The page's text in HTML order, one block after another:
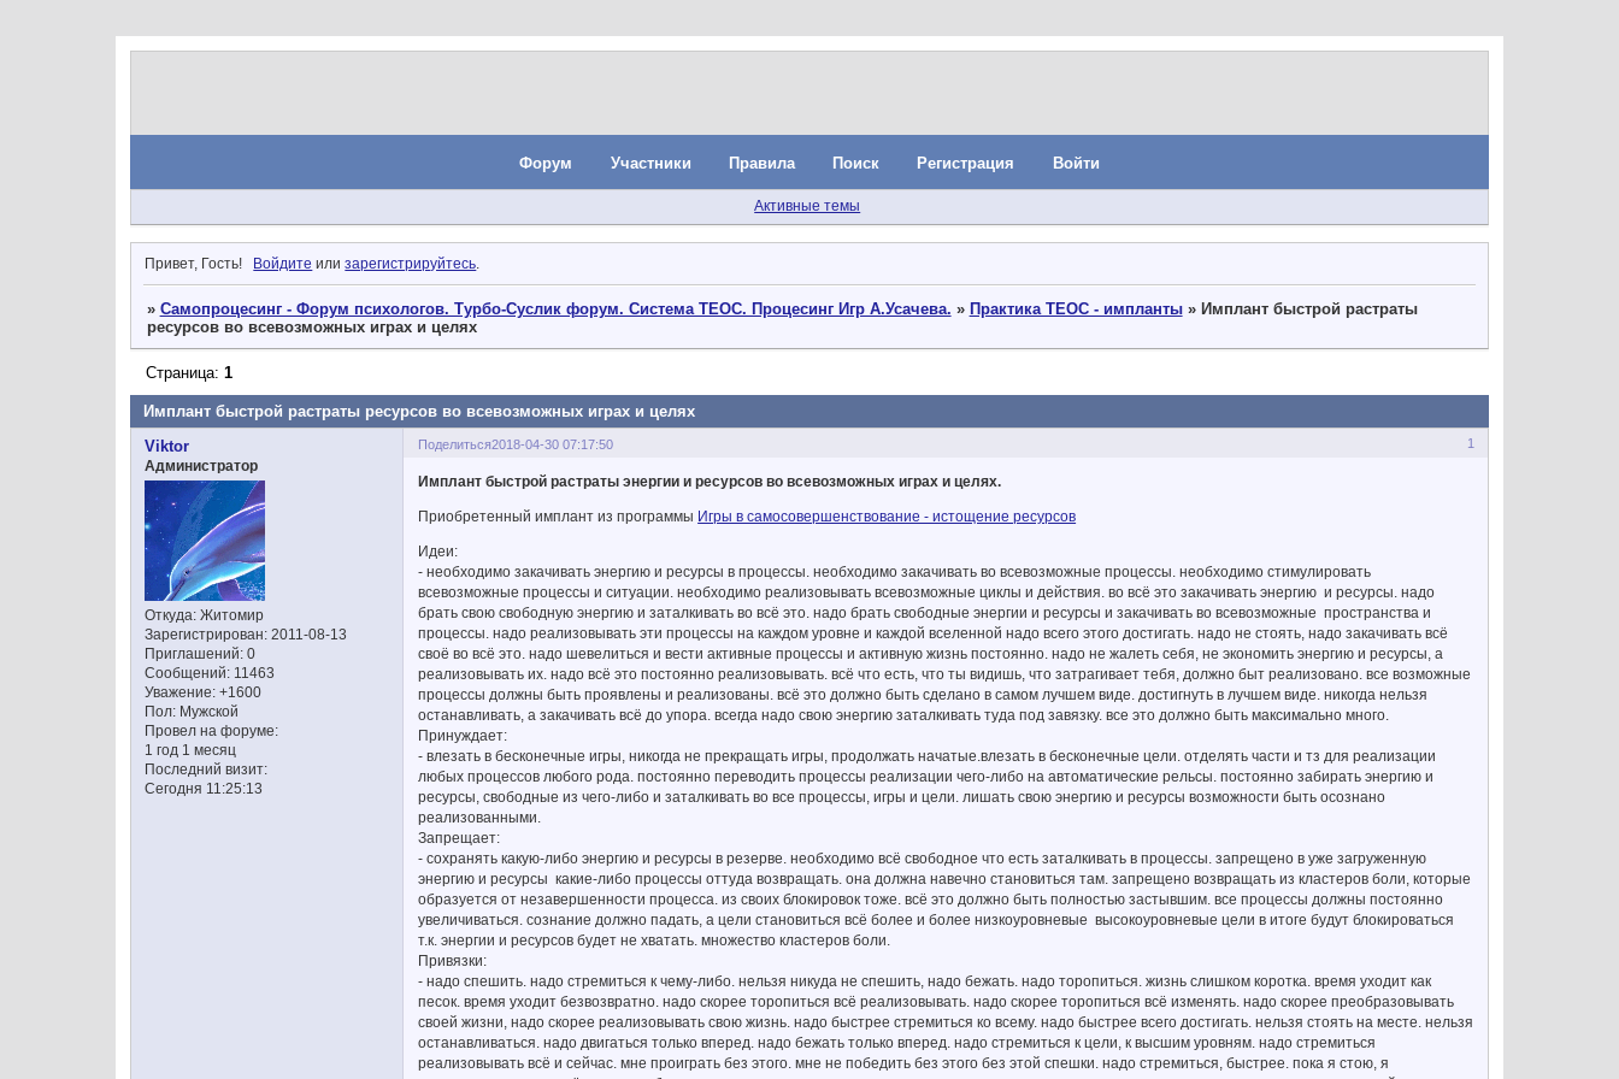
Форум Участники Правила Поиск Регистрация Войти
Активные темы
Привет, Гость! Войдите илизарегистрируйтесь
» Самопроцесинг - Форум психологов. Турбо-Суслик форум. Система ТЕОС. Процесинг Игр А.Усачева. » Практика ТЕОС - импланты » Имплант быстрой растраты
ресурсов во всевозможных играх и целях
Имплант быстрой растраты ресурсов во всевозможных играх и целях
Страница: 1
Поделиться 1
2018-04-30 07:17:50
Viktor
Администратор
Откуда: Житомир
Зарегистрирован: 2011-08-13
Приглашений: 0
Сообщений: 11463
Уважение: +1600
Пол: Мужской
Провел на форуме:
1 год 1 месяц
Последний визит:
Сегодня 11:25:13
Имплант быстрой растраты энергии и ресурсов во всевозможных играх и целях.
Приобретенный имплант из программы Игры в самосовершенствование - истощение ресурсов
Идеи:
- необходимо закачивать энергию и ресурсы в процессы. необходимо закачивать во всевозможные процессы. необходимо стимулировать
всевозможные процессы и ситуации. необходимо реализовывать всевозможные циклы и действия. во всё это закачивать энергию и ресурсы. надо
брать свою свободную энергию и заталкивать во всё это. надо брать свободные энергии и ресурсы и закачивать во всевозможные пространства и
процессы. надо реализовывать эти процессы на каждом уровне и каждой вселенной надо всего этого достигать. надо не стоять, надо закачивать всё
своё во всё это. надо шевелиться и вести активные процессы и активную жизнь постоянно. надо не жалеть себя, не экономить энергию и ресурсы, а
реализовывать их. надо всё это постоянно реализовывать. всё что есть, что ты видишь, что затрагивает тебя, должно быт реализовано. все возможные
процессы должны быть проявлены и реализованы. всё это должно быть сделано в самом лучшем виде. достигнуть в лучшем виде. никогда нельзя
останавливать, а закачивать всё до упора. всегда надо свою энергию заталкивать туда под завязку. все это должно быть максимально много.
Принуждает:
- влезать в бесконечные игры, никогда не прекращать игры, продолжать начатые.влезать в бесконечные цели. отделять части и тз для реализации
любых процессов любого рода. постоянно переводить процессы реализации чего-либо на автоматические рельсы. постоянно забирать энергию и
ресурсы, свободные из чего-либо и заталкивать во все процессы, игры и цели. лишать свою энергию и ресурсы возможности быть осознано
реализованными.
Запрещает:
- сохранять какую-либо энергию и ресурсы в резерве. необходимо всё свободное что есть заталкивать в процессы. запрещено в уже загруженную
энергию и ресурсы какие-либо процессы оттуда возвращать. она должна навечно становиться там. запрещено возвращать из кластеров боли, которые
образуется от незавершенности процесса. из своих блокировок тоже. всё это должно быть полностью застывшим. все процессы должны постоянно
увеличиваться. сознание должно падать, а цели становиться всё более и более низкоуровневые высокоуровневые цели в итоге будут блокироваться
т.к. энергии и ресурсов будет не хватать. множество кластеров боли.
Привязки:
- надо спешить. надо стремиться к чему-либо. нельзя никуда не спешить, надо бежать. надо торопиться. жизнь слишком коротка. время уходит как
песок. время уходит безвозвратно. надо скорее торопиться всё реализовывать. надо скорее торопиться всё изменять. надо скорее преобразовывать
своей жизни, надо скорее реализовывать свою жизнь. надо быстрее стремиться ко всему. надо быстрее всего достигать. нельзя стоять на месте. нельзя
останавливаться. надо двигаться только вперед. надо бежать только вперед. надо стремиться к цели, к высшим уровням. надо стремиться
реализовывать всё и сейчас. мне проиграть без этого. мне не победить без этого без этой спешки. надо стремиться, быстрее. пока я стою, я